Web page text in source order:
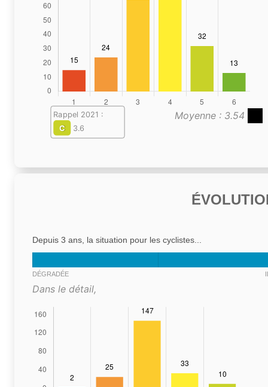
Moyenne : 3.54
Rappel 2021 :
C
3.6
Depuis 3 ans, la situation pour les cyclistes...
DÉGRADÉE
Dans le détail,